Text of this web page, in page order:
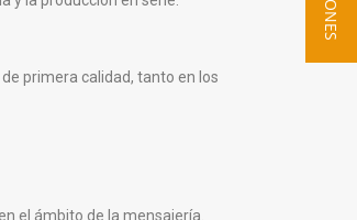
primera calidad, tanto en los
el ámbito de la mensajería.